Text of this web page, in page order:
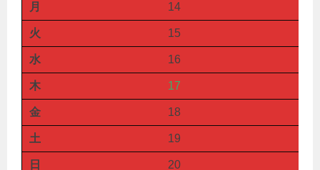
月 14
火 15
水 16
木 17
金 18
土 19
日 20